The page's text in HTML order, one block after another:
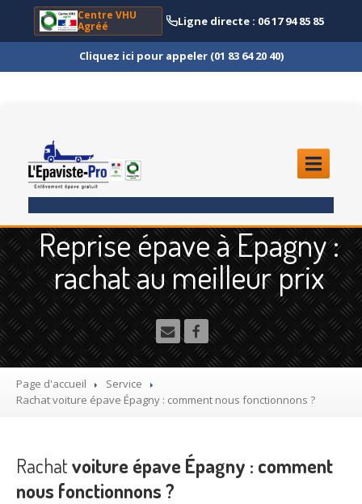
Centre VHU
Agréé
Ligne directe : 06 17 94 85 85
Cliquez ici pour appeler (01 83 64 20 40)
ENLÈVEMENTÉPAVE
Quoi?
Scooteret Moto
Camion
et Poids Lourd
Utilitaire
Dépollution de véhicule hors d’usage gratuit
Reprise épave à Epagny :
rachat au meilleur prix
Page d'accueil
Service
Rachatvoiture épave Épagny : comment nous fonctionnons ?
Rachatvoiture épave Épagny : comment
nous fonctionnons ?